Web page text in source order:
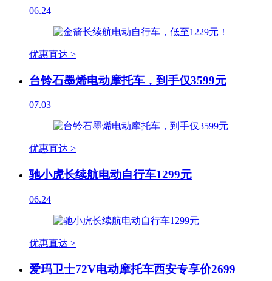
06.24
优惠直达 >
台铃石墨烯电动摩托车，到手仅3599元
07.03
优惠直达 >
驰小虎长续航电动自行车1299元
06.24
优惠直达 >
爱玛卫士72V电动摩托车西安专享价2699